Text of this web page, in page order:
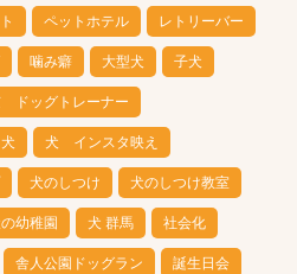
ペットホテル レトリーバー
噛み癖 大型犬 子犬
ドッグトレーナー
犬 犬 インスタ映え
犬のしつけ 犬のしつけ教室
幼稚園 犬 群馬 社会化
舎人公園ドッグラン 誕生日会